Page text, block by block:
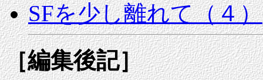
SFを少し離れて（４）
［編集後記］